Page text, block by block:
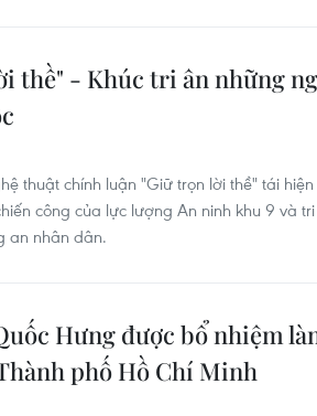
thề" - Khúc tri ân những
thuật chính luận "Giữ trọn lời thề" tái
công của lực lượng An ninh khu 9 và
an nhân dân.
Hưng được bổ nhiệm
phố Hồ Chí Minh